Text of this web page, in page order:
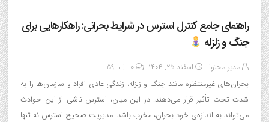
راهنمای جامع کنترل استرس در شرایط بحرانی: راهکارهایی برای
جنگ و زلزله
مدیر محتوا اسفند ۲۵, ۱۴۰۴ 0
59
بحران‌های غیرمنتظره مانند جنگ و زلزله، زندگی عادی افراد و سازمان‌ها را به
شدت تحت تأثیر قرار می‌دهند. در این میان، استرس ناشی از این حوادث
می‌تواند به اندازه‌ی خود بحران، مخرب باشد. مدیریت صحیح استرس نه تنها